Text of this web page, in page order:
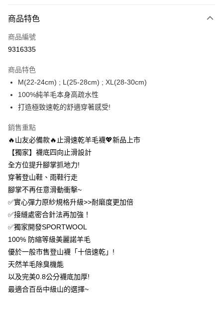
台灣樂天信用卡公司
玉山商業銀行
台灣樂天信用卡公司
元大商業銀行
台新國際商業銀行
台灣樂天信用卡公司
華泰商業銀行
遠東國際商業銀行
永豐商業銀行
星展（台灣）商業銀行
悠遊付
大哥付你分期
相關說明
1.本服務由台灣大哥大提供，台灣大哥大用戶可立即使用無須另外申請。
2.付款方式選擇「大哥付你分期」，訂單成立後會自動跳轉到大哥付的交易
成交易。
3.實際核准額度、可分期數及費用金額請依後續交易確認頁面所載為準。
消。如遇「轉專審核」未通過狀況，表示未達大哥付你分期系統評分，恕無
【繳款方式說明】
1.分期款項不併入電信帳單，「大哥付你分期」於每月結算日後寄送繳費提
醒簡訊。
2.透過簡訊連結打開帳單後，可選擇「超商條碼／台灣大直營門市／銀行轉
帳／街口支付／iPASS MONEY」等通路繳費。
1.本服務係由「台灣大哥大股份有限公司」（以下簡稱本公司）所提供，讓
用戶於交易時，得透過本服務購買商品或服務，並由商店將買賣／分期付款
買賣價金債權讓與本公司後，依約使用本公司帳單繳交帳款。
2.基於同意付款使用「大哥付你分期」之契約關係目的，商店將以您的個人
資料（包含姓名、電話或地址）提供予台灣大哥大進項蒐集、處理及利用，
由本公司與您本人進行分期帳單所需資料之確認、核對及更正。
AFTEE先享後付
相關說明
【關於「AFTEE先享後付」】
便利好安心！
２．便利：只要手機號碼，簡訊認證，即可結帳。
３．安心：先確認商品／服務後，再付款。
【「AFTEE先享後付」結帳流程】
１．於結帳方式選擇「AFTEE先享後付」後，將跳轉至「AFTEE先享後付」
結帳頁面，進行簡訊認證並確認金額後，即可完成結帳。
２．訂單成立數日內，您將收到繳費通知簡訊。
３．收到繳費通知簡訊後14天內，點擊此簡訊中的連結，可透過四大超商／
ATM／網路銀行／等多元方式進行付款，方視為交易完成。
購買商品的店家。未經商家同意取消之訂單仍視為有效，需透過AFTEE先享
後付繳納相關費用。
※ 交易是否成功請以「AFTEE先享後付 」之結帳頁面顯示為準，若有關於
是否繳費成功／繳費後需取消欲退款等相關疑問，請聯繫「AFTEE先享後付
客戶支援中心」https://netprotections.freshdesk.com/support/home
【注意事項】
１．透過由恩沛科技股份有限公司提供之「AFTEE先享後付」服務完成之交
易，需依本服務之必要範圍內提供個人資料，並將交易相關給付款項請求債
ATM付款
運送方式
全家取貨付款
每筆NT$100，滿NT$1,000(含以上)免運費
付款後全家取貨
每筆NT$100，滿NT$1,000(含以上)免運費
7-11取貨付款
每筆NT$100，滿NT$1,000(含以上)免運費
付款後7-11取貨
每筆NT$100，滿NT$1,000(含以上)免運費
宅配
每筆NT$100，滿NT$1,000(含以上)免運費
商品特色
商品編號
9316335
商品特色
M(22-24cm) ; L(25-28cm) ; XL(28-30cm)
100%純羊毛本身高疏水性
打造極致速乾的舒適穿著感受!
銷售重點
🔥山友必備款🔥止滑速乾羊毛襪💖新品上市
【獨家】襪底四向止滑設計
全方位提升腳掌抓地力!
穿著登山鞋、雨鞋行走
腳掌不再任意滑動衝擊~
✅實心彈力原紗規格升級>>耐磨度更加倍
✅接縫處密合針法再加強！
✅獨家開發SPORTWOOL
100% 防縮等級美麗諾羊毛
優於一般市售登山襪「十倍速乾」!
天然羊毛除臭機能
以及完美0.8公分襪底加厚!
最適合百岳中級山的選擇~